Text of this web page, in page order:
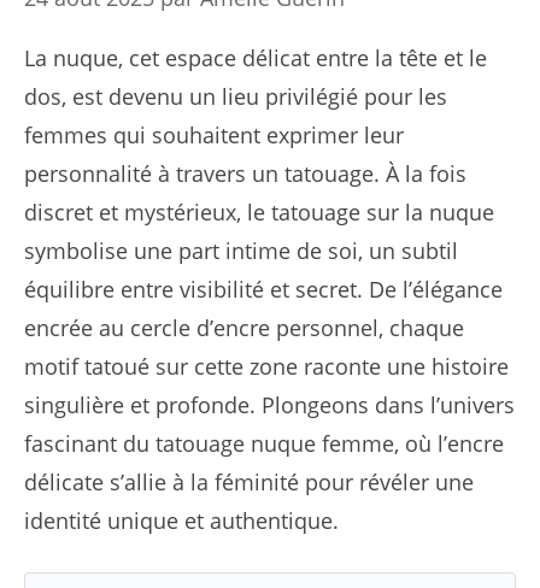
La nuque, cet espace délicat entre la tête et le
dos, est devenu un lieu privilégié pour les
femmes qui souhaitent exprimer leur
personnalité à travers un tatouage. À la fois
discret et mystérieux, le tatouage sur la nuque
symbolise une part intime de soi, un subtil
équilibre entre visibilité et secret. De l’élégance
encrée au cercle d’encre personnel, chaque
motif tatoué sur cette zone raconte une histoire
singulière et profonde. Plongeons dans l’univers
fascinant du tatouage nuque femme, où l’encre
délicate s’allie à la féminité pour révéler une
identité unique et authentique.